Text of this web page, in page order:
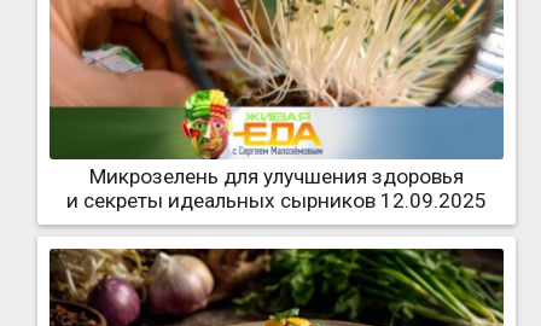
Микрозелень для улучшения здоровья
и секреты идеальных сырников 12.09.2025